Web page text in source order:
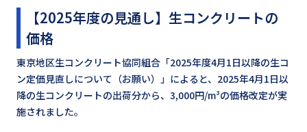
【2025年度の見通し】生コンクリートの
価格
東京地区生コンクリート協同組合「2025年度4月1日以降の生コ
ン定価見直しについて（お願い）」によると、2025年4月1日以
降の生コンクリートの出荷分から、3,000円/m³の価格改定が実
施されました。